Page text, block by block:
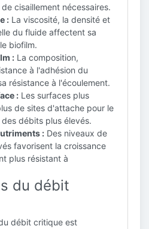
cisaillement nécessaires.
: La viscosité, la densité et
du fluide affectent sa
biofilm.
: La composition,
à l'adhésion du
résistance à l'écoulement.
: Les surfaces plus
de sites d'attache pour le
débits plus élevés.
: Des niveaux de
favorisent la croissance
plus résistant à
du débit
débit critique est